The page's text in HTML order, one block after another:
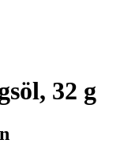
32 g